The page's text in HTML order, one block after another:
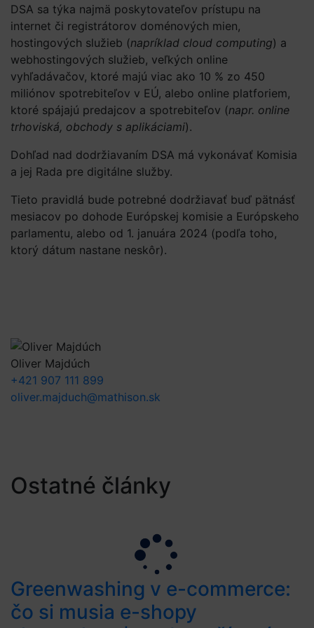
DSA sa týka najmä poskytovateľov prístupu na
internet či registrátorov doménových mien,
hostingových služieb (napríklad cloud computing) a
webhostingových služieb, veľkých online
vyhľadávačov, ktoré majú viac ako 10 % zo 450
miliónov spotrebiteľov v EÚ, alebo online platforiem,
ktoré spájajú predajcov a spotrebiteľov (napr. online
trhoviská, obchody s aplikáciami).
Dohľad nad dodržiavaním DSA má vykonávať Komisia
a jej Rada pre digitálne služby.
Tieto pravidlá bude potrebné dodržiavať buď pätnásť
mesiacov po dohode Európskej komisie a Európskeho
parlamentu, alebo od 1. januára 2024 (podľa toho,
ktorý dátum nastane neskôr).
Oliver Majdúch
+421 907 111 899
oliver.majduch@mathison.sk
Ostatné články
Greenwashing v e-commerce:
čo si musia e-shopy